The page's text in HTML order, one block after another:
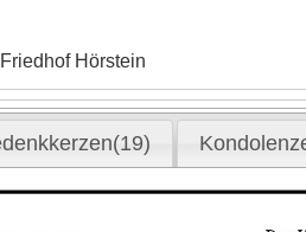
Hörstein